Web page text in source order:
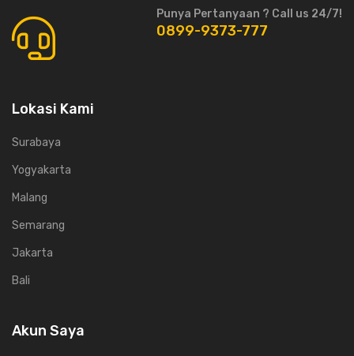
Punya Pertanyaan ? Call us 24/7!
0899-9373-777
Lokasi Kami
Surabaya
Yogyakarta
Malang
Semarang
Jakarta
Bali
Akun Saya